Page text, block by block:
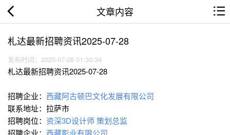
文章内容
札达最新招聘资讯2025-07-28
发布时间：2025-07-28 01:30:34
札达最新招聘资讯2025-07-28
招聘企业： 西藏阿古顿巴文化发展有限公司
联系地址：拉萨市
招聘岗位： 资深3D设计师策划总监
招聘企业： 西藏影业有限公司